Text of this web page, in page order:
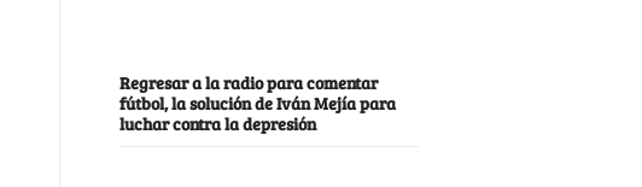
Regresar a la radio para comentar
fútbol, la solución de Iván Mejía para
luchar contra la depresión